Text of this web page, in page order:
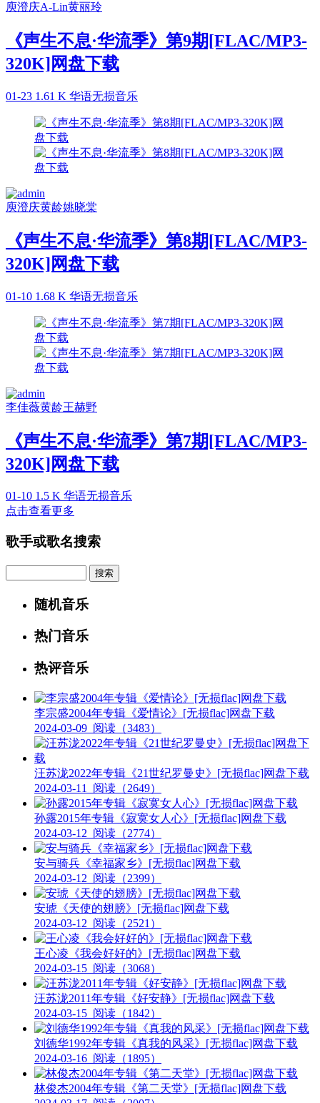
庾澄庆A-Lin黄丽玲
《声生不息·华流季》第9期[FLAC/MP3-
320K]网盘下载
01-23 1.61 K 华语无损音乐
庾澄庆黄龄姚晓棠
《声生不息·华流季》第8期[FLAC/MP3-
320K]网盘下载
01-10 1.68 K 华语无损音乐
李佳薇黄龄王赫野
《声生不息·华流季》第7期[FLAC/MP3-
320K]网盘下载
01-10 1.5 K 华语无损音乐
点击查看更多
歌手或歌名搜索
随机音乐
热门音乐
热评音乐
李宗盛2004年专辑《爱情论》[无损flac]网盘下载
2024-03-09 阅读（3483）
汪苏泷2022年专辑《21世纪罗曼史》[无损flac]网盘下载
2024-03-11
阅读（2649）
孙露2015年专辑《寂寞女人心》[无损flac]网盘下载
2024-03-12 阅读（2774）
安与骑兵《幸福家乡》[无损flac]网盘下载
2024-03-12 阅读（2399）
安琥《天使的翅膀》[无损flac]网盘下载
2024-03-12 阅读（2521）
王心凌《我会好好的》[无损flac]网盘下载
2024-03-15 阅读（3068）
汪苏泷2011年专辑《好安静》[无损flac]网盘下载
2024-03-15 阅读（1842）
刘德华1992年专辑《真我的风采》[无损flac]网盘下载
2024-03-16 阅读（1895）
林俊杰2004年专辑《第二天堂》[无损flac]网盘下载